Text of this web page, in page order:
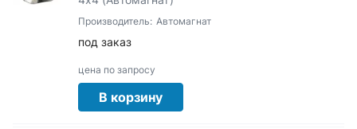
Производитель: Автомагнат
под заказ
цена по запросу
В корзину